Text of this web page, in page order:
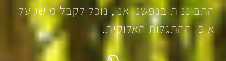
התבוננות בנפשנו אנו, נוכל לקבל מושג על
אופן ההתגלות האלוקית.